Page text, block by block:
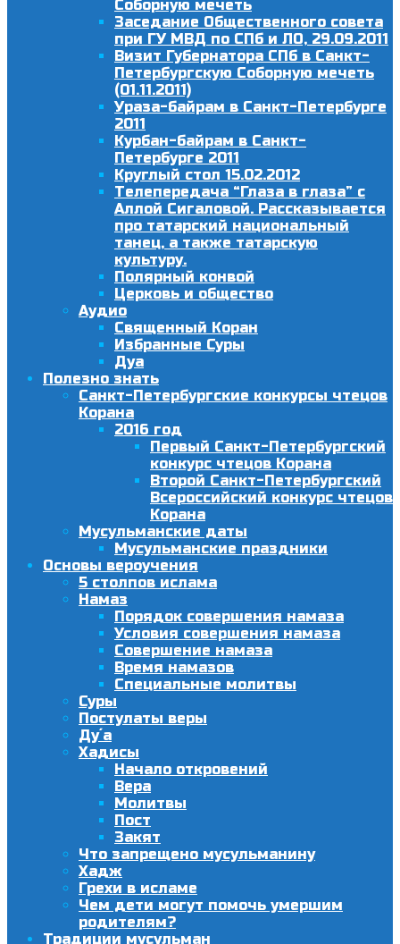
Соборную мечеть
Заседание Общественного совета
при ГУ МВД по СПб и ЛО, 29.09.2011
Визит Губернатора СПб в Санкт-
Петербургскую Соборную мечеть
(01.11.2011)
Ураза-байрам в Санкт-Петербурге
2011
Курбан-байрам в Санкт-
Петербурге 2011
Круглый стол 15.02.2012
Телепередача “Глаза в глаза” с
Аллой Сигаловой. Рассказывается
про татарский национальный
танец, а также татарскую
культуру.
Полярный конвой
Церковь и общество
Аудио
Священный Коран
Избранные Суры
Дуа
Полезно знать
Санкт-Петербургские конкурсы чтецов
Корана
2016 год
Первый Санкт-Петербургский
конкурс чтецов Корана
Второй Санкт-Петербургский
Всероссийский конкурс чтецов
Корана
Мусульманские даты
Мусульманские праздники
Основы вероучения
5 столпов ислама
Намаз
Порядок совершения намаза
Условия совершения намаза
Совершение намаза
Время намазов
Специальные молитвы
Суры
Постулаты веры
Ду´а
Хадисы
Начало откровений
Вера
Молитвы
Пост
Закят
Что запрещено мусульманину
Хадж
Грехи в исламе
Чем дети могут помочь умершим
родителям?
Традиции мусульман